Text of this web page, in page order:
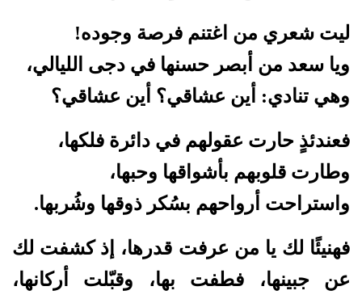
ليت شعري من اغتنم فرصة وجوده!
ويا سعد من أبصر حسنها في دجى الليالي،
وهي تنادي:
أين عشاقي؟ أين عشاقي؟
فعندئذٍ حارت عقولهم في دائرة فلكها،
وطارت قلوبهم بأشواقها وحبها،
واستراحت أرواحهم بسُكر ذوقها وشُربها.
فهنيئًا لك يا من عرفت قدرها، إذ كشفت لك
عن جبينها، فطفت بها، وقبّلت أركانها،